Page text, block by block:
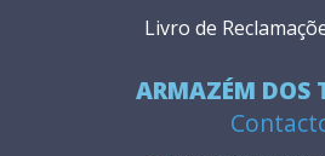
ARMAZÉM DOS
Livro de